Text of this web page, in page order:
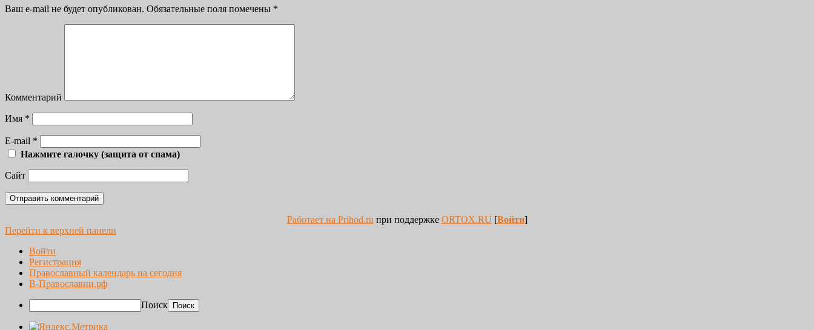
Ваш e-mail не будет опубликован. Обязательные поля помечены *
Комментарий
Имя *
E-mail *
Нажмите галочку (защита от спама)
Сайт
Работает на Prihod.ru при поддержке ORTOX.RU [Войти]
Перейти к верхней панели
Войти
Регистрация
Православный календарь на сегодня
В-Православии.рф
Поиск